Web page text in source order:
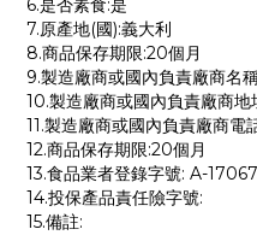
6.是否素食:是
7.原產地(國):義大利
8.商品保存期限:20個月
9.製造廠商或國內負責廠商名
10.製造廠商或國內負責廠商
11.製造廠商或國內負責廠商
12.商品保存期限:20個月
13.食品業者登錄字號: A-
14.投保產品責任險字號:
15.備註: